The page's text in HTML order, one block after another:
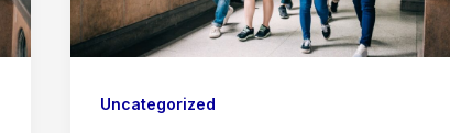
Uncategorized